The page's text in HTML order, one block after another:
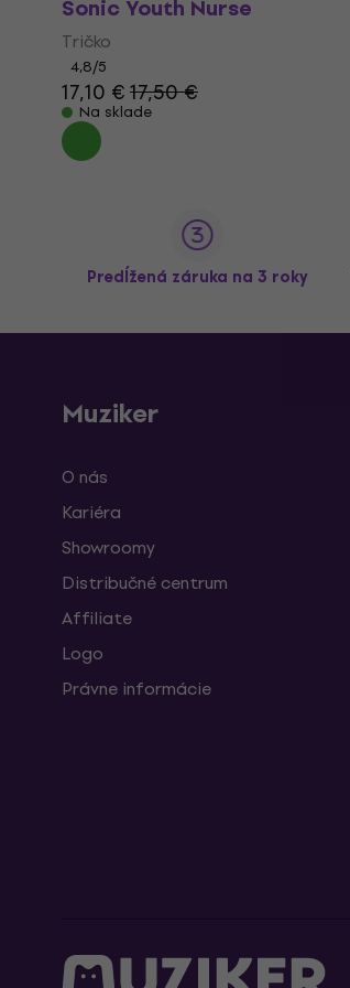
Sonic Youth Nurse
Tričko
4,8/5
17,10 €17,50 €
Na sklade
Predĺžená záruka na 3 roky
Muziker
O nás
Kariéra
Showroomy
Distribučné centrum
Affiliate
Logo
Právne informácie